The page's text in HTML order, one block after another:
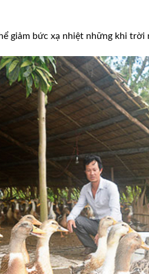
giảm bức xạ nhiệt những khi trời
30/8/2023: Giảm